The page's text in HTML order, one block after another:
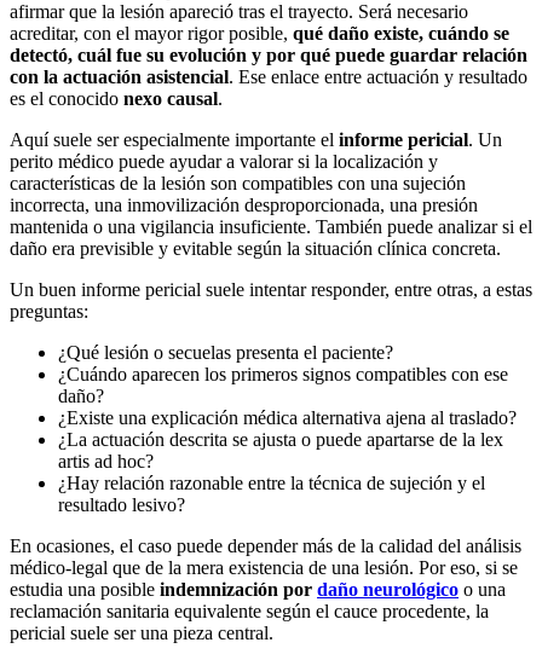
afirmar que la lesión apareció tras el trayecto. Será necesario
acreditar, con el mayor rigor posible, qué daño existe, cuándo se
detectó, cuál fue su evolución y por qué puede guardar relación
con la actuación asistencial. Ese enlace entre actuación y resultado
es el conocido nexo causal.
Aquí suele ser especialmente importante el informe pericial. Un
perito médico puede ayudar a valorar si la localización y
características de la lesión son compatibles con una sujeción
incorrecta, una inmovilización desproporcionada, una presión
mantenida o una vigilancia insuficiente. También puede analizar si el
daño era previsible y evitable según la situación clínica concreta.
Un buen informe pericial suele intentar responder, entre otras, a estas
preguntas:
¿Qué lesión o secuelas presenta el paciente?
¿Cuándo aparecen los primeros signos compatibles con ese
daño?
¿Existe una explicación médica alternativa ajena al traslado?
¿La actuación descrita se ajusta o puede apartarse de la lex
artis ad hoc?
¿Hay relación razonable entre la técnica de sujeción y el
resultado lesivo?
En ocasiones, el caso puede depender más de la calidad del análisis
médico-legal que de la mera existencia de una lesión. Por eso, si se
estudia una posible indemnización por daño neurológico o una
reclamación sanitaria equivalente según el cauce procedente, la
pericial suele ser una pieza central.